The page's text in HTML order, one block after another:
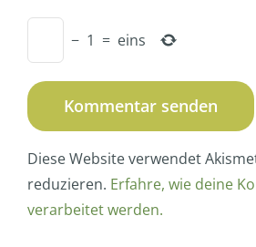
− 1 = eins
Diese Website verwendet
reduzieren. Erfahre, wie deine
verarbeitet werden.